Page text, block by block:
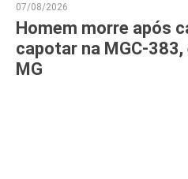
07/08/2026
Homem morre após
capotar na MGC-383,
MG